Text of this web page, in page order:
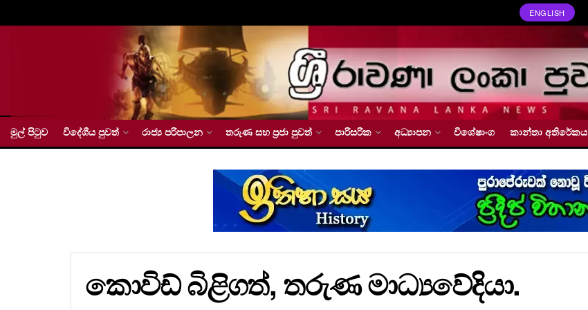
ENGLISH
මුල් පිටුව විදේශීය පුවත් රාජ්‍ය පරිපාලන තරුණ සහ ප්‍රජා පුවත් පාරිසරික අධ්‍යාපන විශේෂාංග කාන්තා අතිරේකය
කොවිඩ් බිළිගත්, තරුණ මාධ්‍යවේදියා.